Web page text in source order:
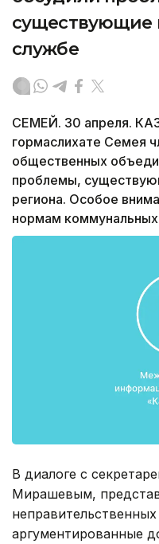
существующие
службе
СЕМЕЙ. 30 апреля.
гормаслихате Семея
общественных
проблемы,
региона. Особое
нормам коммунальных
В диалоге с
Мирашевым,
аргументированные